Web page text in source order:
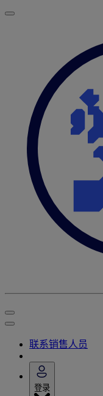
联系销售人员
登录